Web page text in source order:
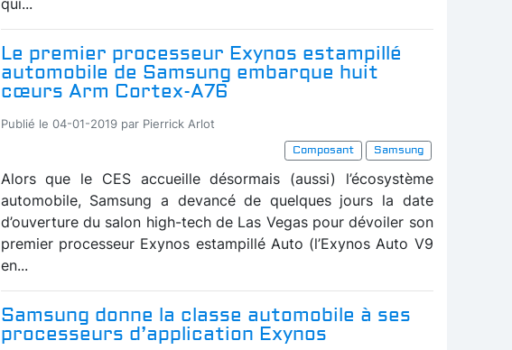
Le premier processeur Exynos estampillé
automobile de Samsung embarque huit
cœurs Arm Cortex-A76
Publié le 04-01-2019 par Pierrick Arlot
Composant
Samsung
Alors que le CES accueille désormais (aussi) l’écosystème
automobile, Samsung a devancé de quelques jours la date
d’ouverture du salon high-tech de Las Vegas pour dévoiler son
premier processeur Exynos estampillé Auto (l’Exynos Auto V9
en...
Samsung donne la classe automobile à ses
processeurs d’application Exynos